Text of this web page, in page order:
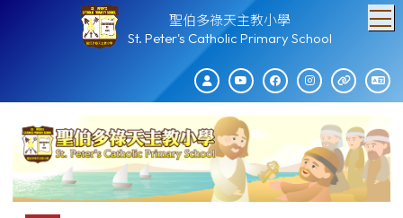
聖伯多祿天主教小學
St. Peter's Catholic Primary School